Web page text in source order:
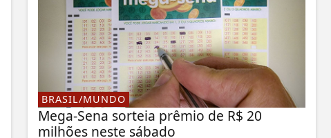
BRASIL/MUNDO
Mega-Sena sorteia prêmio de R$ 20
milhões neste sábado